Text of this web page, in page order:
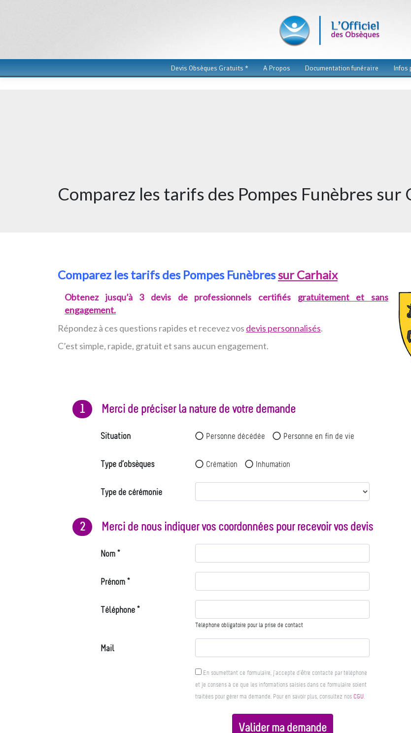
Devis Obsèques Gratuits * A Propos Documentation funéraire Infos
Comparez les tarifs des Pompes Funèbres
Comparez les tarifs des Pompes Funèbressur Carhaix
Obtenez jusqu’à 3 devis de professionnels certifiés gratuitement et sans
engagement.
Répondez à ces questions rapides et recevezvos devis personnalisés.
C’est simple, rapide, gratuit et sans aucun engagement.